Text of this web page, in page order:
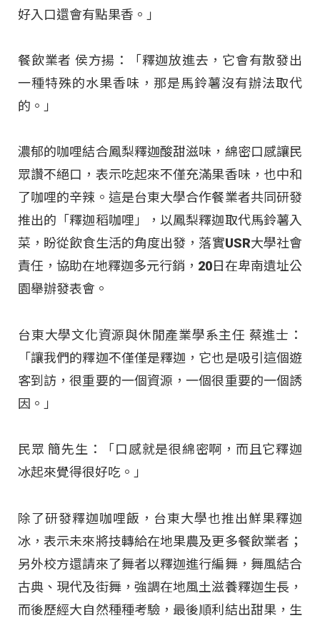
好入口還會有點果香。」
餐飲業者 侯方揚：「釋迦放進去，它會有散發出
一種特殊的水果香味，那是馬鈴薯沒有辦法取代
的。」
濃郁的咖哩結合鳳梨釋迦酸甜滋味，綿密口感讓民
眾讚不絕口，表示吃起來不僅充滿果香味，也中和
了咖哩的辛辣。這是台東大學合作餐業者共同研發
推出的「釋迦稻咖哩」，以鳳梨釋迦取代馬鈴薯入
菜，盼從飲食生活的角度出發，落實USR大學社會
責任，協助在地釋迦多元行銷，20日在卑南遺址公
園舉辦發表會。
台東大學文化資源與休閒產業學系主任 蔡進士：
「讓我們的釋迦不僅僅是釋迦，它也是吸引這個遊
客到訪，很重要的一個資源，一個很重要的一個誘
因。」
民眾 簡先生：「口感就是很綿密啊，而且它釋迦
冰起來覺得很好吃。」
除了研發釋迦咖哩飯，台東大學也推出鮮果釋迦
冰，表示未來將技轉給在地果農及更多餐飲業者；
另外校方還請來了舞者以釋迦進行編舞，舞風結合
古典、現代及街舞，強調在地風土滋養釋迦生長，
而後歷經大自然種種考驗，最後順利結出甜果，生